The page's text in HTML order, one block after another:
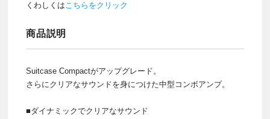
くわしくはこちらをクリック
商品説明
Suitcase Compactがアップグレード。
さらにクリアなサウンドを身につけた中型コンボアンプ。
■ダイナミックでクリアなサウンド